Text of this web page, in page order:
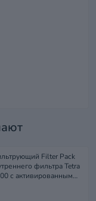
Filter Pack
фильтра Tetra
с активированным